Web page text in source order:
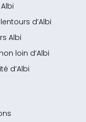
d’Albi
Albi
loin d’Albi
d’Albi